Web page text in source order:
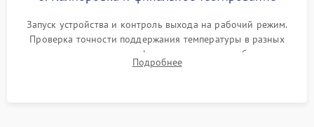
Запуск устройства и контроль выхода на рабочий режим.
Проверка точности поддержания температуры в разных
климатических зонах шкафа, оценка уровня стабильности
влажности и полного отсутствия вибраций корпуса.
Подробнее